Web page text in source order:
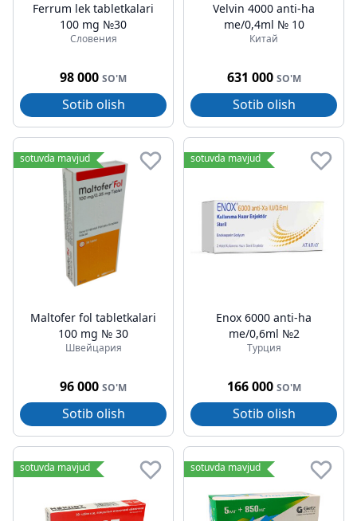
Ferrum lek tabletkalari
100 mg №30
Словения
98 000 SO'M
Sotib olish
Velvin 4000 anti-ha
me/0,4ml № 10
Китай
631 000 SO'M
Sotib olish
sotuvda mavjud
Maltofer fol tabletkalari
100 mg № 30
Швейцария
96 000 SO'M
Sotib olish
sotuvda mavjud
Enox 6000 anti-ha
me/0,6ml №2
Турция
166 000 SO'M
Sotib olish
sotuvda mavjud sotuvda mavjud